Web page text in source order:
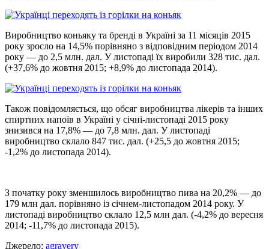
Виробництво коньяку та бренді в Україні за 11 місяців 2015
року зросло на 14,5% порівняно з відповідним періодом 2014
року — до 2,5 млн. дал. У листопаді їх виробили 328 тис. дал.
(+37,6% до жовтня 2015; +8,9% до листопада 2014).
Також повідомляється, що обсяг виробництва лікерів та інших
спиртних напоїв в Україні у січні-листопаді 2015 року
знизився на 17,8% — до 7,8 млн. дал. У листопаді
виробництво склало 847 тис. дал. (+25,5 до жовтня 2015;
-1,2% до листопада 2014).
З початку року зменшилось виробництво пива на 20,2% — до
179 млн дал. порівняно із січнем-листопадом 2014 року. У
листопаді виробництво склало 12,5 млн дал. (-4,2% до вересня
2014; -11,7% до листопада 2015).
Джерело: agravery